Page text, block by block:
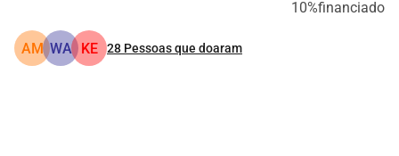
10%financiado
AM WA KE 28 Pessoas que doaram